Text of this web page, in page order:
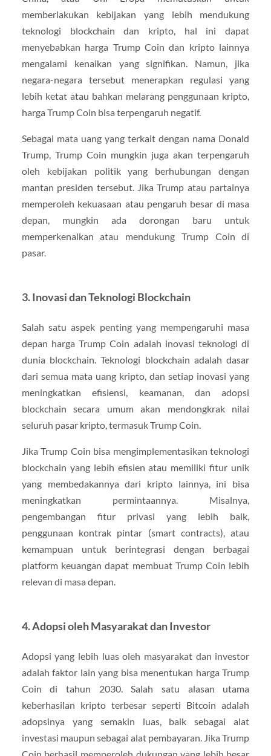
memberlakukan kebijakan yang lebih mendukung
teknologi blockchain dan kripto, hal ini dapat
menyebabkan harga Trump Coin dan kripto lainnya
mengalami kenaikan yang signifikan. Namun, jika
negara-negara tersebut menerapkan regulasi yang
lebih ketat atau bahkan melarang penggunaan kripto,
harga Trump Coin bisa terpengaruh negatif.
Sebagai mata uang yang terkait dengan nama Donald
Trump, Trump Coin mungkin juga akan terpengaruh
oleh kebijakan politik yang berhubungan dengan
mantan presiden tersebut. Jika Trump atau partainya
memperoleh kekuasaan atau pengaruh besar di masa
depan, mungkin ada dorongan baru untuk
memperkenalkan atau mendukung Trump Coin di
pasar.
3.Inovasi dan Teknologi Blockchain
Salah satu aspek penting yang mempengaruhi masa
depan harga Trump Coin adalah inovasi teknologi di
dunia blockchain. Teknologi blockchain adalah dasar
dari semua mata uang kripto, dan setiap inovasi yang
meningkatkan efisiensi, keamanan, dan adopsi
blockchain secara umum akan mendongkrak nilai
seluruh pasar kripto, termasuk Trump Coin.
Jika Trump Coin bisa mengimplementasikan teknologi
blockchain yang lebih efisien atau memiliki fitur unik
yang membedakannya dari kripto lainnya, ini bisa
meningkatkan permintaannya. Misalnya,
pengembangan fitur privasi yang lebih baik,
penggunaan kontrak pintar (smart contracts), atau
kemampuan untuk berintegrasi dengan berbagai
platform keuangan dapat membuat Trump Coin lebih
relevan di masa depan.
4.Adopsi oleh Masyarakat dan Investor
Adopsi yang lebih luas oleh masyarakat dan investor
adalah faktor lain yang bisa menentukan harga Trump
Coin di tahun 2030. Salah satu alasan utama
keberhasilan kripto terbesar seperti Bitcoin adalah
adopsinya yang semakin luas, baik sebagai alat
investasi maupun sebagai alat pembayaran. Jika Trump